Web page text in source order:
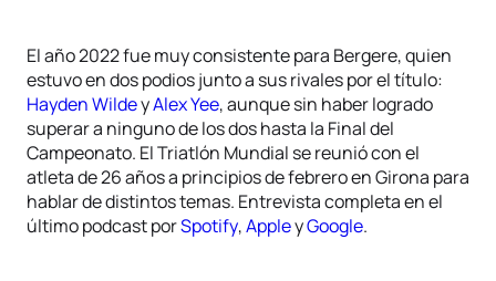
El año 2022 fue muy consistente para Bergere, quien
estuvo en dos podios junto a sus rivales por el título:
Hayden WildeyAlex Yee, aunque sin haber logrado
superar a ninguno de los dos hasta la Final del
Campeonato. El Triatlón Mundial se reunió con el
atleta de 26 años a principios de febrero en Girona para
hablar de distintos temas. Entrevista completa en el
último podcast porSpotify,AppleyGoogle.